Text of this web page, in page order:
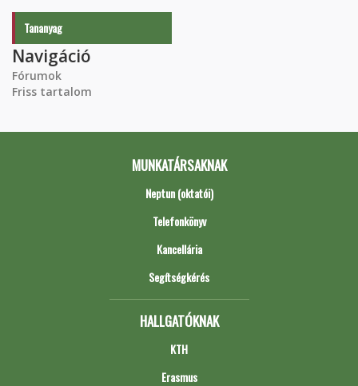
Tananyag
Navigáció
Fórumok
Friss tartalom
MUNKATÁRSAKNAK
Neptun (oktatói)
Telefonkönyv
Kancellária
Segítségkérés
HALLGATÓKNAK
KTH
Erasmus